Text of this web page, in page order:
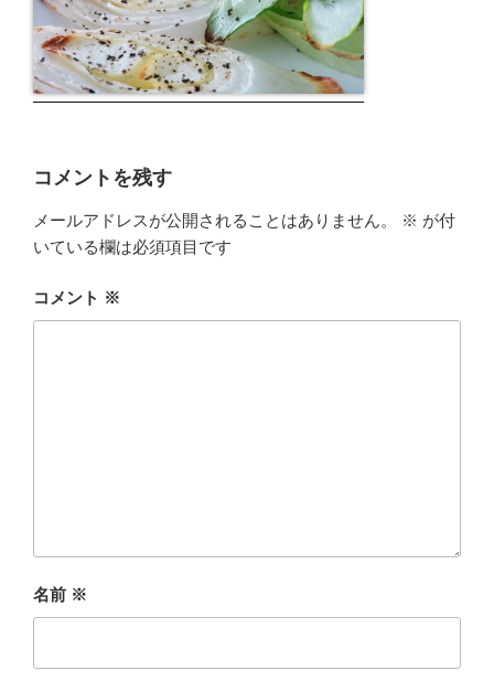
コメントを残す
メールアドレスが公開されることはありません。 ※ が付
いている欄は必須項目です
コメント ※
名前 ※